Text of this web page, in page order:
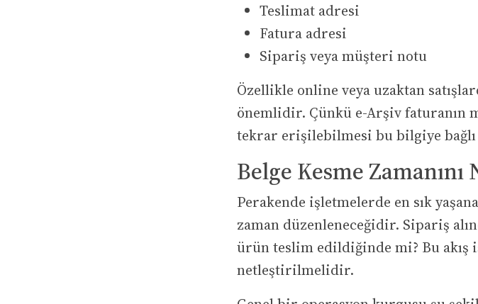
Teslimat adresi
Fatura adresi
Sipariş veya müşteri notu
Özellikle online veya uzaktan
önemlidir. Çünkü e-Arşiv faturanın
tekrar erişilebilmesi bu bilgiye
Belge Kesme
Perakende işletmelerde en sık
zaman düzenleneceğidir. Sipariş
ürün teslim edildiğinde mi? Bu akış
netleştirilmelidir.